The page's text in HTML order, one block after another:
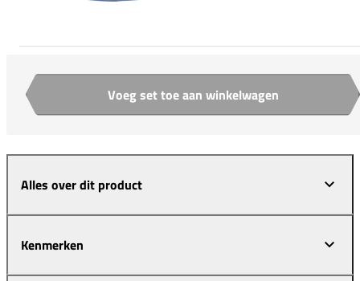
Aantal Voeg set toe aan winkelwagen
Alles over dit product
Kenmerken